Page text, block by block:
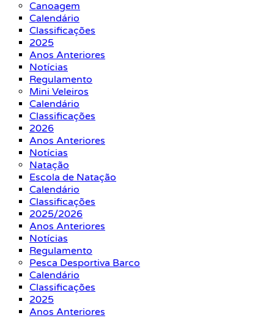
Canoagem
Calendário
Classificações
2025
Anos Anteriores
Notícias
Regulamento
Mini Veleiros
Calendário
Classificações
2026
Anos Anteriores
Notícias
Natação
Escola de Natação
Calendário
Classificações
2025/2026
Anos Anteriores
Notícias
Regulamento
Pesca Desportiva Barco
Calendário
Classificações
2025
Anos Anteriores